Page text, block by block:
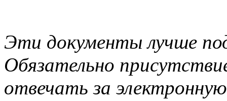
Эти документы лучше
Обязательно
отвечать за